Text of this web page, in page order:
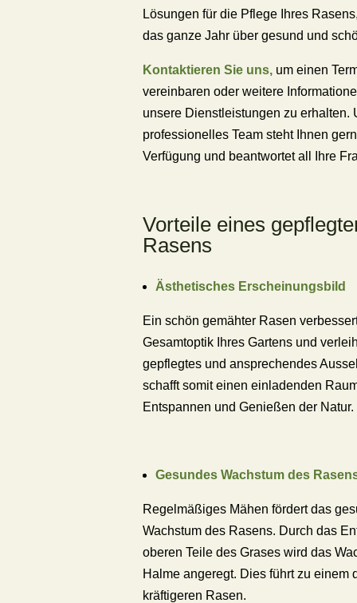
Lösungen für die Pflege Ihres
das ganze Jahr über gesund und
Kontaktieren Sie uns, um einen
vereinbaren oder weitere
unsere Dienstleistungen zu erhalten.
professionelles Team steht Ihnen
Verfügung und beantwortet all Ihre
Vorteile eines
Rasens
Ästhetisches Erscheinungsbild
Ein schön gemähter Rasen
Gesamtoptik Ihres Gartens und
gepflegtes und ansprechendes
schafft somit einen einladenden
Entspannen und Genießen der Natur.
Gesundes Wachstum des
Regelmäßiges Mähen fördert das
Wachstum des Rasens. Durch das
oberen Teile des Grases wird das
Halme angeregt. Dies führt zu einem
kräftigeren Rasen.